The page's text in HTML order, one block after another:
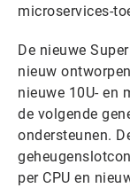
microservices-
De nieuwe
nieuw
nieuwe 10U- en
de volgende
ondersteunen.
per CPU en